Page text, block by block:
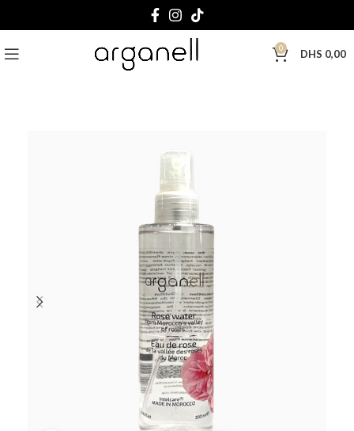
0 DHS 0,00